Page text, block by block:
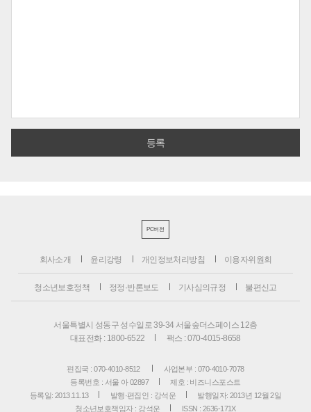
PC버전
회사소개 윤리강령 개인정보처리방침 이용자위원회
청소년보호정책 정정·반론보도 기사심의규정 불편신고
서울특별시 성동구 성수일로 39-34 서울숲더스페이스 12층
대표전화 : 1800-6522
팩스 : 070-4015-8658
편집국 : 070-4010-8512
사업본부 : 070-4010-7078
등록번호 : 서울 아 02897
제호 : 비즈니스포스트
등록일: 2013.11.13
발행·편집인 : 강석운
발행일자: 2013년 12월 2일
청소년보호책임자 : 강석운
ISSN : 2636-171X